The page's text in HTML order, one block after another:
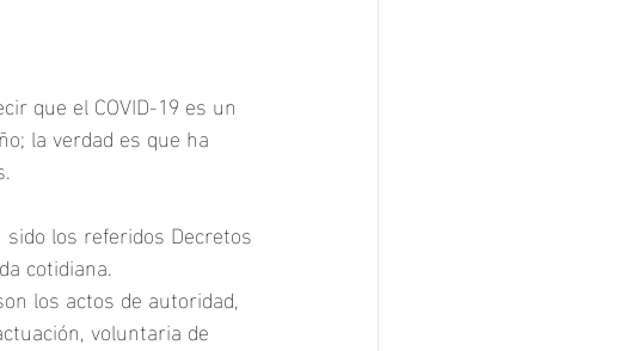
que el COVID-19 es un
la verdad es que ha
los referidos Decretos
cotidiana.
los actos de autoridad,
voluntaria de